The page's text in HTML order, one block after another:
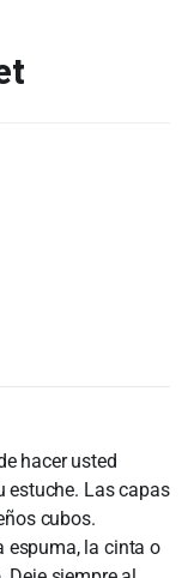
hacer usted
estuche. Las capas
cubos.
espuma, la cinta o